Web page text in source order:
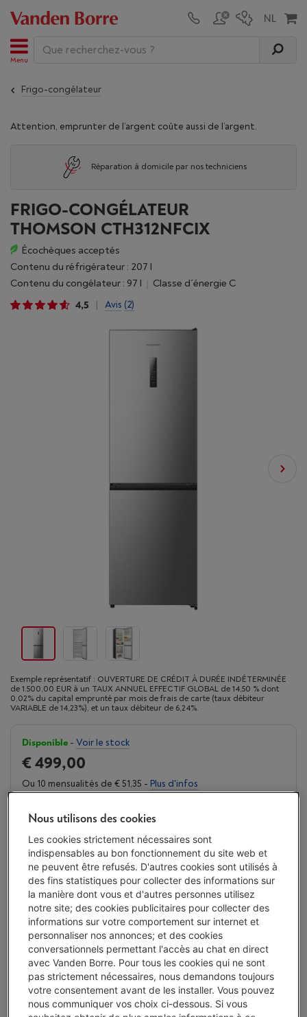
Menu
Frigo-congélateur
Attention, emprunter de l’argent coûte aussi de l’argent.
Réparation à domicile par nos techniciens
FRIGO-CONGÉLATEUR
THOMSON CTH312NFCIX
Écochèques acceptés
Contenu du réfrigérateur : 207 l
Contenu du congélateur : 97 l
Classe d´énergie C
4,5
Avis (2)
Exemple représentatif : OUVERTURE DE CRÉDIT À DURÉE INDÉTERMINÉE
de 1.500,00 EUR à un TAUX ANNUEL EFFECTIF GLOBAL de 14,50 % dont
0,02% du capital emprunté par mois de frais de carte (taux débiteur
VARIABLE de 14,23%), et un taux débiteur de 6,24%.
Disponible - Voir le stock
€ 499,00
Ou 10 mensualités de € 51,35 - Plus d'infos
Comparer
Vanden Borre Life Gros électro
€ 14,99/ mois
Prolongez la durée de vie de vos appareils avec un seul
abonnement
Ce produit serait couvert
7 ans
après votre achat.
Plus d'infos
Nous utilisons des cookies
Les cookies strictement nécessaires sont
indispensables au bon fonctionnement du site web et
ne peuvent être refusés. D'autres cookies sont utilisés à
des fins statistiques pour collecter des informations sur
la manière dont vous et d'autres personnes utilisez
notre site; des cookies publicitaires pour collecter des
informations sur votre comportement sur internet et
personnaliser nos annonces; et des cookies
conversationnels permettant l'accès au chat en direct
avec Vanden Borre. Pour tous les cookies qui ne sont
pas strictement nécessaires, nous demandons toujours
votre consentement avant de les installer. Vous pouvez
nous communiquer vos choix ci-dessous. Si vous